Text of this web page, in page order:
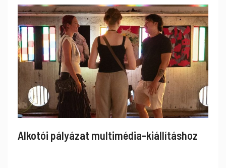
Alkotói pályázat multimédia-kiállításhoz